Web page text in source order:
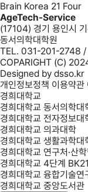
Brain Korea 21 Four
AgeTech-Service
(17104) 경기 용인시
동서의학대학원
TEL. 031-201-2748
COPARIGHT (C)
Designed by dsso.kr
개인정보정책 이용약관
경희대학교
경희대학교 동서의학대
경희대학교 전자정보대
경희대학교 의과대학
경희대학교 생활과학대
경희대학교 연구처·산
경희대학교 4단계
경희대학교 융합기술연
경희대학교 중앙도서관